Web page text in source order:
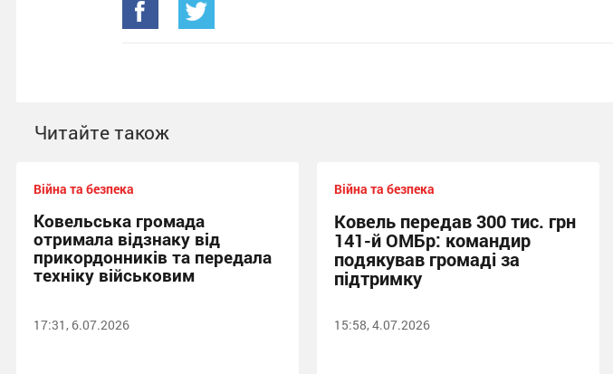
Читайте також
Війна та безпека
Ковельська громада
отримала відзнаку від
прикордонників та передала
техніку військовим
17:31, 6.07.2026
Війна та безпека
Ковель передав 300 тис. грн
141-й ОМБр: командир
подякував громаді за
підтримку
15:58, 4.07.2026